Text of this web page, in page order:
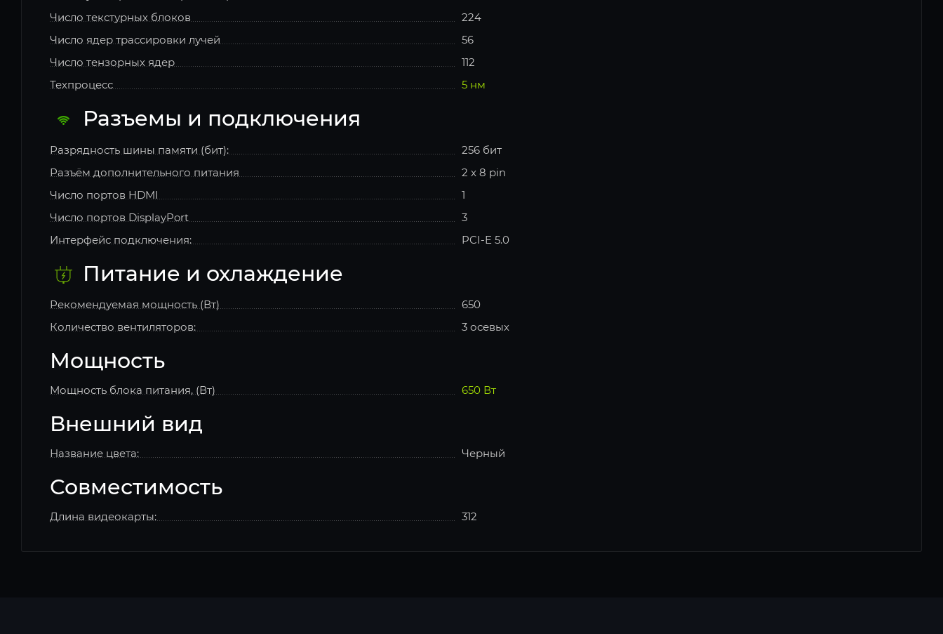
Число текстурных блоков
224
Число ядер трассировки лучей
56
Число тензорных ядер
112
Техпроцесс
5 нм
Разъемы и подключения
Разрядность шины памяти (бит):
256 бит
Разъём дополнительного питания
2 x 8 pin
Число портов HDMI
1
Число портов DisplayPort
3
Интерфейс подключения:
PCI-E 5.0
Питание и охлаждение
Рекомендуемая мощность (Вт)
650
Количество вентиляторов:
3 осевых
Мощность
Мощность блока питания, (Вт) 650 Вт
Внешний вид
Название цвета: Черный
Совместимость
Длина видеокарты: 312